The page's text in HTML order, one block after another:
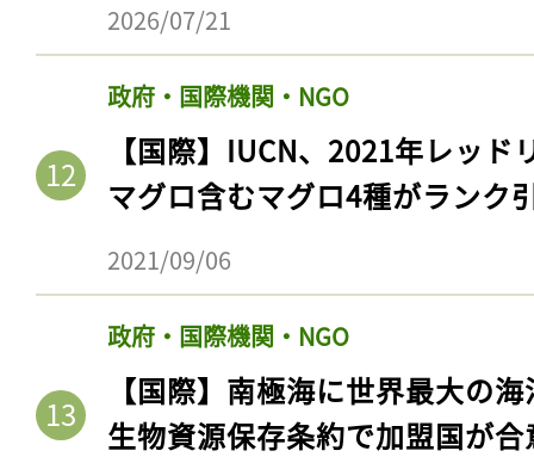
2026/07/21
政府・国際機関・NGO
【国際】IUCN、2021年レッ
マグロ含むマグロ4種がランク
2021/09/06
政府・国際機関・NGO
【国際】南極海に世界最大の
生物資源保存条約で加盟国が合
記事をお気に入りに
ログインが必
ログイン